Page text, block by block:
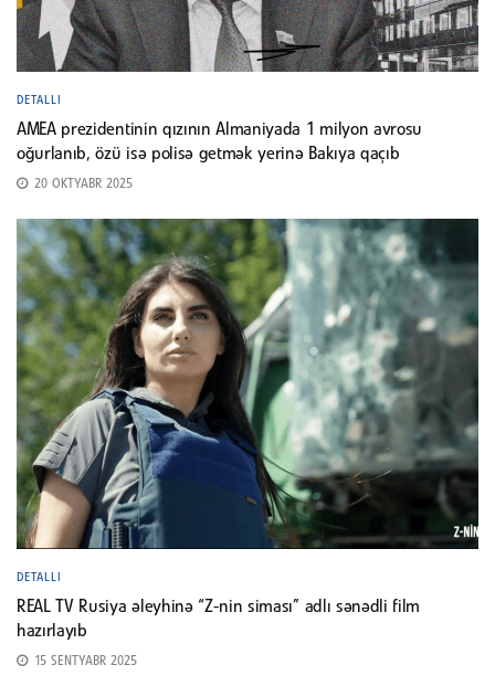
DETALLI
AMEA prezidentinin qızının Almaniyada 1 milyon avrosu
oğurlanıb, özü isə polisə getmək yerinə Bakıya qaçıb
20 OKTYABR 2025
DETALLI
REAL TV Rusiya əleyhinə “Z-nin siması” adlı sənədli film
hazırlayıb
15 SENTYABR 2025